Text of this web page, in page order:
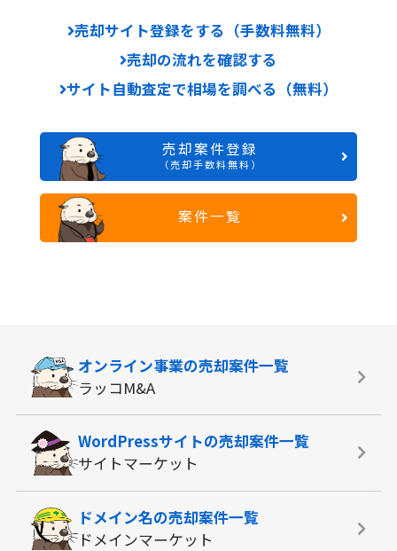
売却サイト登録をする（手数料無料）
売却の流れを確認する
サイト自動査定で相場を調べる（無料）
売却案件登録
（売却手数料無料）
案件一覧
オンライン事業の売却案件一覧
ラッコM&A
WordPressサイトの売却案件一覧
サイトマーケット
ドメイン名の売却案件一覧
ドメインマーケット